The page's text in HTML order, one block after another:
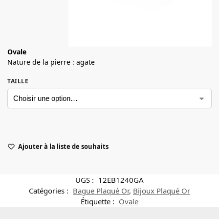
Ovale
Nature de la pierre : agate
TAILLE
Ajouter à la liste de souhaits
UGS : 12EB1240GA
Catégories : Bague Plaqué Or, Bijoux Plaqué Or
Étiquette : Ovale